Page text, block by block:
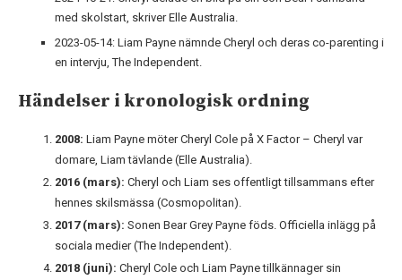
med skolstart, skriver Elle Australia.
2023-05-14: Liam Payne nämnde Cheryl och deras co-parenting i
en intervju, The Independent.
Händelser i kronologisk ordning
2008: Liam Payne möter Cheryl Cole på X Factor – Cheryl var
domare, Liam tävlande (Elle Australia).
2016 (mars): Cheryl och Liam ses offentligt tillsammans efter
hennes skilsmässa (Cosmopolitan).
2017 (mars): Sonen Bear Grey Payne föds. Officiella inlägg på
sociala medier (The Independent).
2018 (juni): Cheryl Cole och Liam Payne tillkännager sin